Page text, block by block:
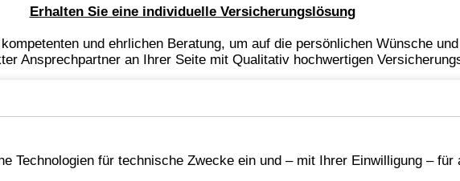
Technologien für technische Zwecke ein und – mit Ihrer Einwilligung – für
Erhalten Sie eine individuelle Versicherungslösung
und ehrlichen Beratung, um auf die persönlichen Wünsche
Ansprechpartner an Ihrer Seite mit Qualitativ hochwertigen
Name: